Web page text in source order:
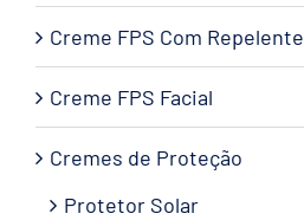
Creme FPS Com Repelente
Creme FPS Facial
Cremes de Proteção
Protetor Solar